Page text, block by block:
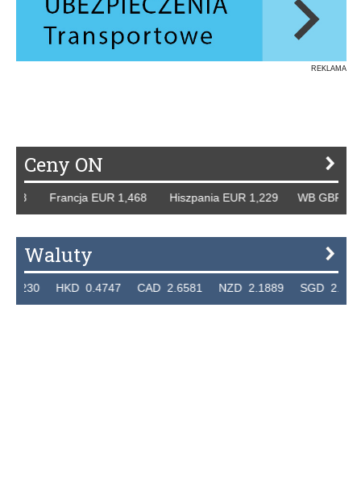
REKLAMA
Ceny ON
Francja EUR 1,468 Hiszpania EUR 1,229 WB GBP
Waluty
HKD 0.4747 CAD 2.6581 NZD 2.1889 SGD 2.9048